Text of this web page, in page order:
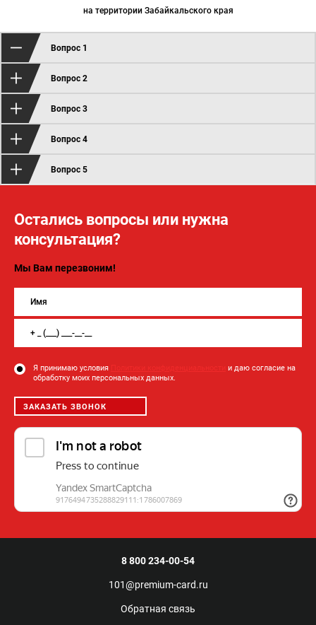
на территории Забайкальского края
Вопрос 1
Вопрос 2
Вопрос 3
Вопрос 4
Вопрос 5
Остались вопросы или нужна
консультация?
Мы Вам перезвоним!
Я принимаю условия
и даю согласие на
обработку моих персональных данных.
ЗАКАЗАТЬ ЗВОНОК
8 800 234-00-54
101@premium-card.ru
Обратная связь